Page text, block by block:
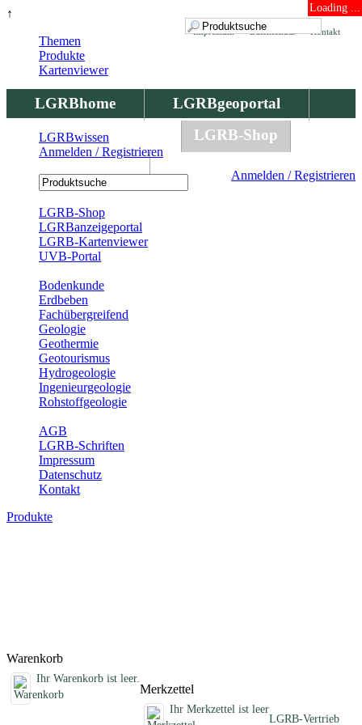
↑ Loading ...
Kontakt
Datenschutz
Impressum
LGRBhome
LGRBgeoportal
LGRBbohrungen
LGRB-Shop
Anmelden / Registrieren
Themen
Produkte
Kartenviewer
LGRBwissen
Anmelden / Registrieren
LGRB-Shop
LGRBanzeigeportal
LGRB-Kartenviewer
UVB-Portal
Bodenkunde
Erdbeben
Fachübergreifend
Geologie
Geothermie
Geotourismus
Hydrogeologie
Ingenieurgeologie
Rohstoffgeologie
AGB
LGRB-Schriften
Impressum
Datenschutz
Kontakt
Produkte
Warenkorb
Ihr Warenkorb ist leer.
Merkzettel
Ihr Merkzettel ist leer
LGRB-Vertrieb